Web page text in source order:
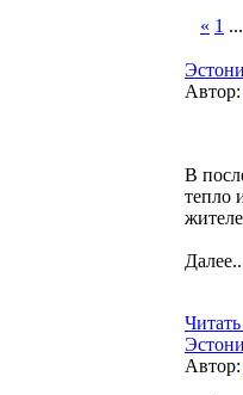
« 1 ...
Автор:
В
тепло
Автор: